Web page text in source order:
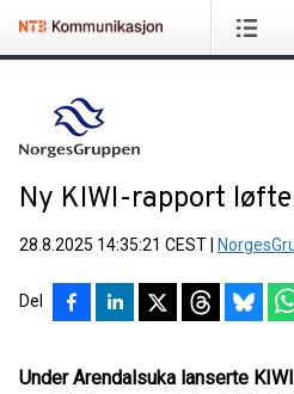
Ny KIWI-rapport
28.8.2025 14:35:21 CEST
Del
Under Arendalsuka lanserte